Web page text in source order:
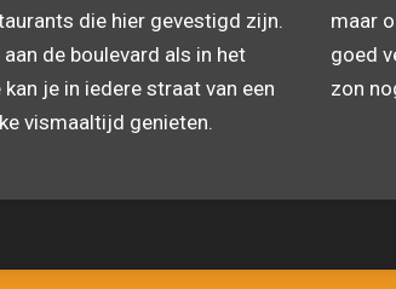
die hier gevestigd zijn.
de boulevard als in het
je in iedere straat van een
vismaaltijd genieten.
maar
goed
zon